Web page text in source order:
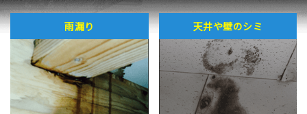
雨漏り 天井や壁のシミ